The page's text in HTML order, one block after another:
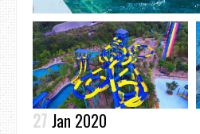
27 Jan 2020